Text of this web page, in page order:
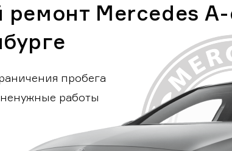
ремонт Mercedes
пробега
работы